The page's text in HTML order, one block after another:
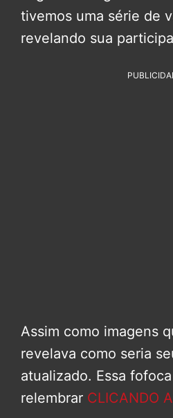
tivemos uma série de
revelando sua
Assim como imagens
revelava como seria
atualizado. Essa
relembrar CLICANDO